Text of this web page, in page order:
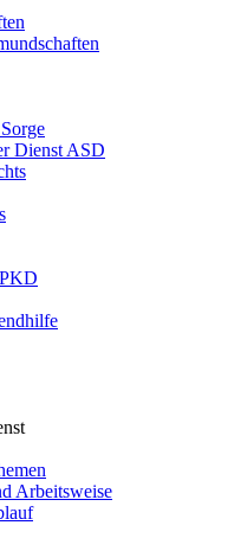
Dienst ASD
Arbeitsweise